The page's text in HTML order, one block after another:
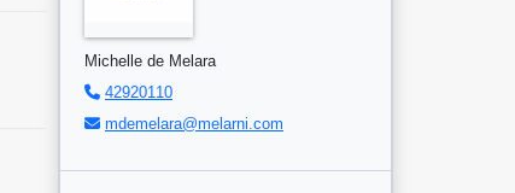
Michelle de Melara
42920110
mdemelara@melarni.com